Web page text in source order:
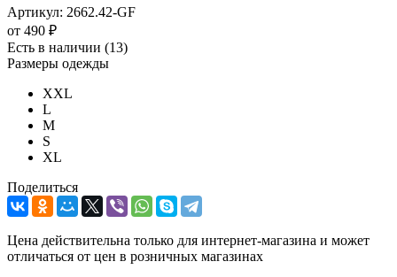
Артикул: 2662.42-GF
от 490 ₽
Есть в наличии (13)
Размеры одежды
XXL
L
M
S
XL
Поделиться
Цена действительна только для интернет-магазина и может
отличаться от цен в розничных магазинах